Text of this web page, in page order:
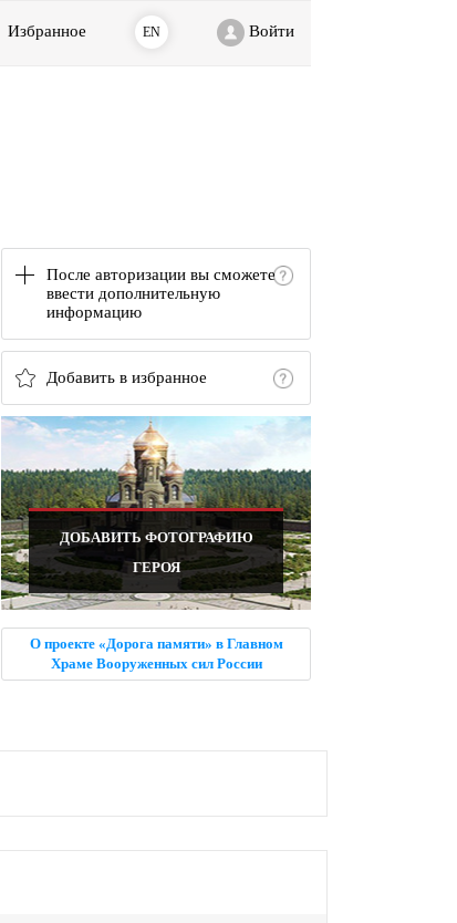
Избранное EN Войти
После авторизации вы сможете
ввести дополнительную
информацию
Добавить в избранное
ДОБАВИТЬ ФОТОГРАФИЮ
ГЕРОЯ
О проекте «Дорога памяти» в Главном
Храме Вооруженных сил России